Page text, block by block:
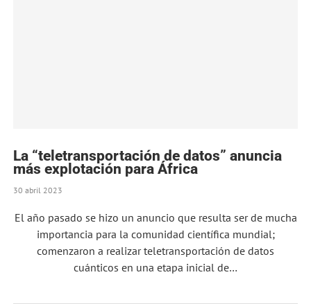
La “teletransportación de datos” anuncia
más explotación para África
30 abril 2023
El año pasado se hizo un anuncio que resulta ser de mucha
importancia para la comunidad científica mundial;
comenzaron a realizar teletransportación de datos
cuánticos en una etapa inicial de…